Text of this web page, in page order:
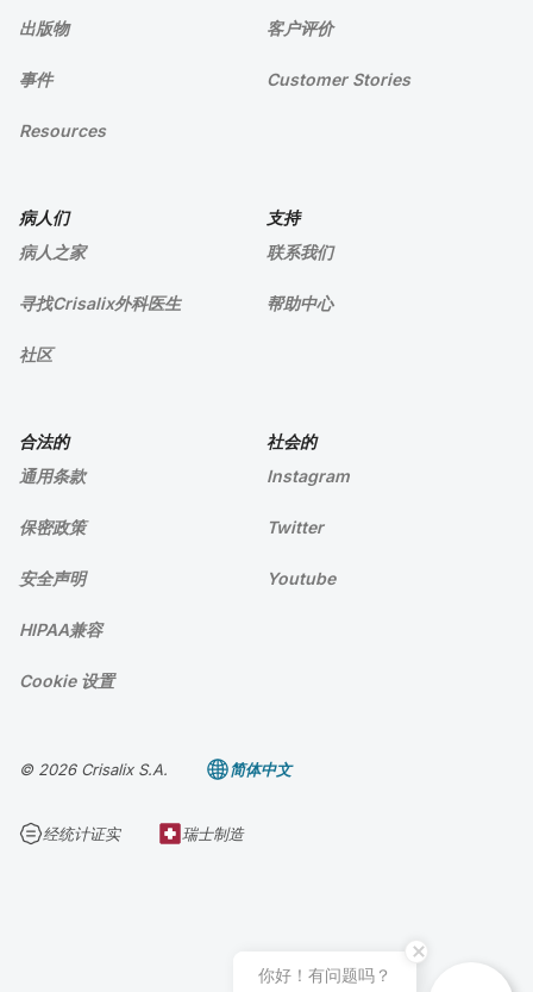
出版物
事件
Resources
客户评价
Customer Stories
病人们
病人之家
寻找Crisalix外科医生
社区
支持
联系我们
帮助中心
合法的
通用条款
保密政策
安全声明
HIPAA兼容
Cookie 设置
社会的
Instagram
Twitter
Youtube
© 2026 Crisalix S.A. 简体中文
经统计证实 瑞士制造
你好！有问题吗？